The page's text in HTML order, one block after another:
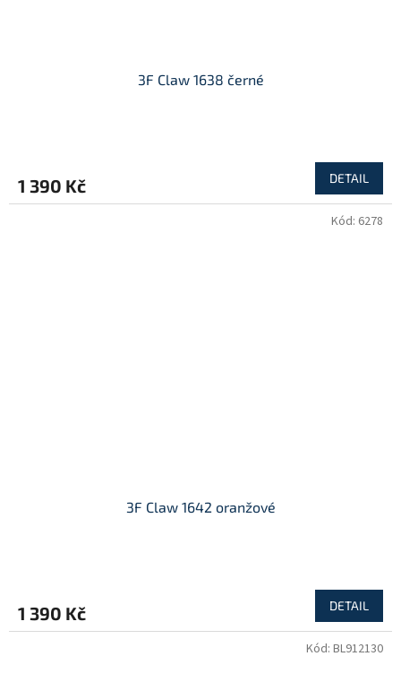
3F Claw 1638 černé
1 390 Kč DETAIL
3F Claw 1642 oranžové
1 390 Kč DETAIL
Kód: 6278
Kód: BL912130